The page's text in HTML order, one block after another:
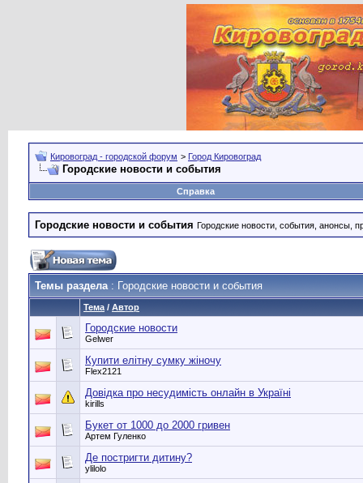
Кировоград - городской форум > Город Кировоград
Городские новости и события
Справка
Городские новости и события Городские новости, события, анонсы,
Темы раздела: Городские новости и события
Тема / Автор
Городские новости
Gelwer
Купити елітну сумку жіночу
Flex2121
Довідка про несудимість онлайн в Україні
kirills
Букет от 1000 до 2000 гривен
Артем Гуленко
Де постригти дитину?
ylilolo